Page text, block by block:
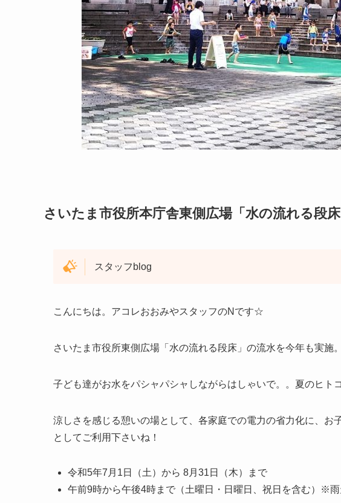
さいたま市役所本庁舎東側広場「水の流れる
スタッフblog
こんにちは。アコレおおみやスタッフのNです☆
さいたま市役所東側広場「水の流れる段床」の流水を今年も実施
子ども達がお水をパシャパシャしながらはしゃいで。。夏のヒ
涼しさを感じる憩いの場として、各家庭での電力の省力化に、お
としてご利用下さいね！
令和5年7月1日（土）から 8月31日（木）まで
午前9時から午後4時まで（土曜日・日曜日、祝日を含む）※